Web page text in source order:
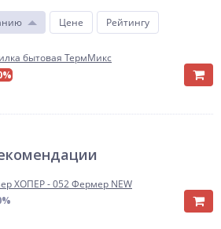
Цене Рейтингу
бытовая ТермМикс
ХОПЕР - 052 Фермер NEW